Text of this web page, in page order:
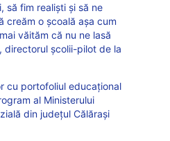
să fim realiști și să ne
creăm o școală așa cum
văităm că nu ne lasă
directorul școlii-pilot de la
cu portofoliul educațional
al Ministerului
din județul Călărași